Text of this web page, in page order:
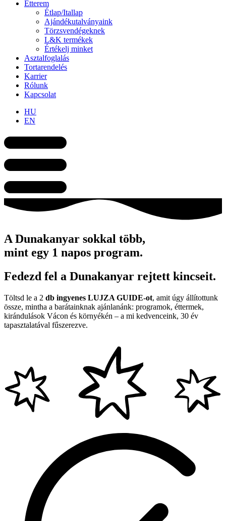
Étterem
Étlap/Itallap
Ajándékutalványaink
Törzsvendégeknek
L&K termékek
Értékelj minket
Asztalfoglalás
Tortarendelés
Karrier
Rólunk
Kapcsolat
HU
EN
A Dunakanyar sokkal több,
mint egy 1 napos program.
Fedezd fel a Dunakanyar rejtett kincseit.
Töltsd le a 2 db ingyenes LUJZA GUIDE-ot, amit úgy állítottunk
össze, mintha a barátainknak ajánlanánk: programok, éttermek,
kirándulások Vácon és környékén – a mi kedvenceink, 30 év
tapasztalatával fűszerezve.